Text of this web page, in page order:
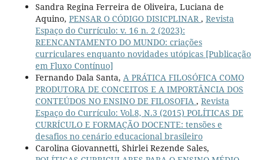
Sandra Regina Ferreira de Oliveira, Luciana de
Aquino, PENSAR O CÓDIGO DISICPLINAR , Revista
Espaço do Currículo: v. 16 n. 2 (2023):
REENCANTAMENTO DO MUNDO: criações
curriculares enquanto novidades utópicas [Publicação
em Fluxo Contínuo]
Fernando Dala Santa, A PRÁTICA FILOSÓFICA COMO
PRODUTORA DE CONCEITOS E A IMPORTÂNCIA DOS
CONTEÚDOS NO ENSINO DE FILOSOFIA , Revista
Espaço do Currículo: Vol.8, N.3 (2015) POLÍTICAS DE
CURRÍCULO E FORMAÇÃO DOCENTE: tensões e
desafios no cenário educacional brasileiro
Carolina Giovannetti, Shirlei Rezende Sales,